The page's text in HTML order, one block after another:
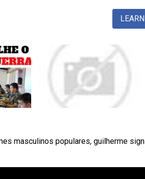
masculinos populares, guilherme